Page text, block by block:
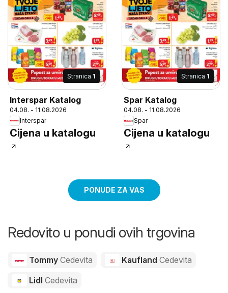
Stranica 1
Interspar Katalog
04.08. - 11.08.2026
Interspar
Cijena u katalogu
Stranica 1
Spar Katalog
04.08. - 11.08.2026
Spar
Cijena u katalogu
PONUDE ZA VAS
Redovito u ponudi ovih trgovina
Tommy Cedevita KauflandCedevita
Lidl Cedevita